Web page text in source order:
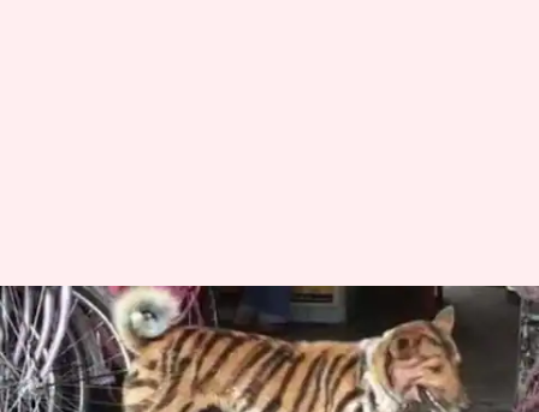
कर्नाटक के किसान कुत्तों पर पेंट कर
बाघ जैसा क्यों बना रहे हैं? देखें
वायरल तस्वीरें